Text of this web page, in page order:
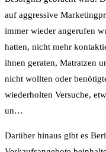
auf aggressive
immer wieder angerufen
hatten, nicht mehr
ihnen geraten, Matratzen
nicht wollten oder
wiederholten Versuche,
un…
Darüber hinaus gibt es